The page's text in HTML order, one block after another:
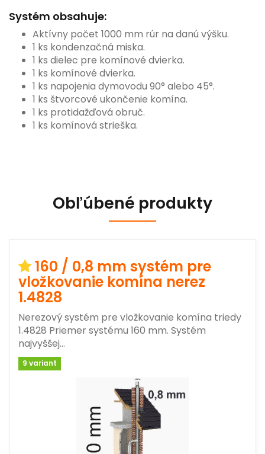
Systém obsahuje:
Aktívny počet 1000 mm rúr na danú výšku.
1 ks kondenzačná miska.
1 ks dielec pre komínové dvierka.
1 ks komínové dvierka.
1 ks napojenia dymovodu 90° alebo 45°.
1 ks štvorcové ukončenie komína.
1 ks protidažďová obruč.
1 ks komínová strieška.
Obľúbené produkty
160 / 0,8 mm systém pre
vložkovanie komína nerez
1.4828
Nerezový systém pre vložkovanie komína triedy
1.4828 Priemer systému 160 mm. Systém
najvyššej…
9 variant